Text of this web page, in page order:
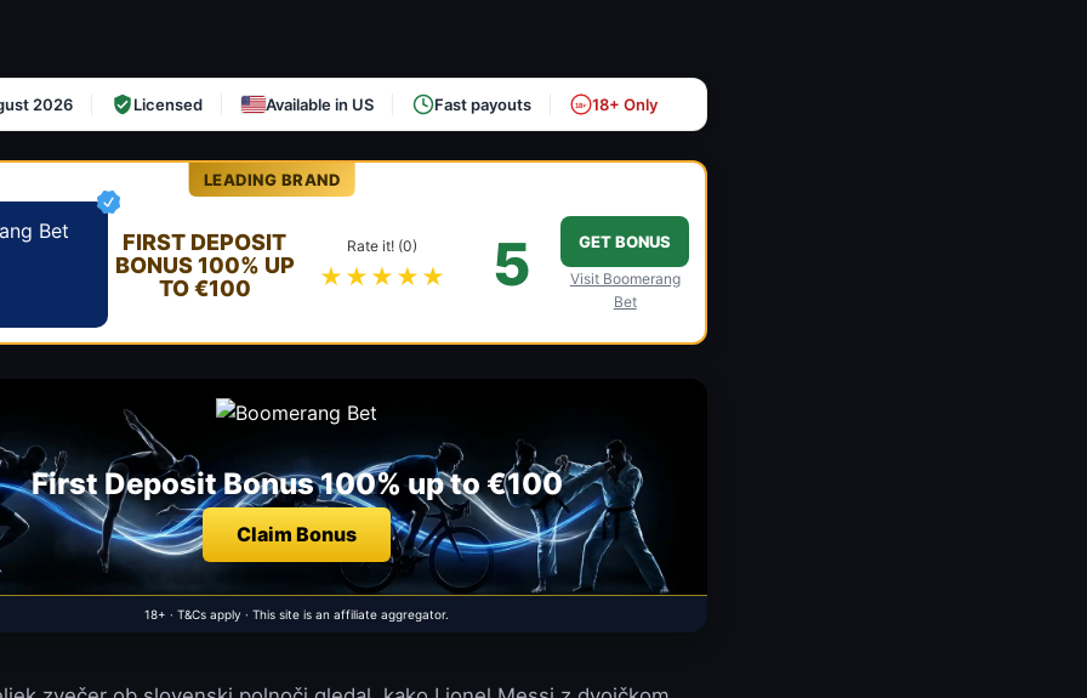
2026 Licensed Available in US Fast payouts 18+ 18+ Only
LEADING BRAND
FIRST DEPOSIT
BONUS 100% UP
TO €100
Rate it! (0)
★★★★★ 5 GET BONUS
Visit Boomerang
Bet
First Deposit Bonus 100% up to €100
Claim Bonus
18+ · T&Cs apply · This site is an affiliate aggregator.